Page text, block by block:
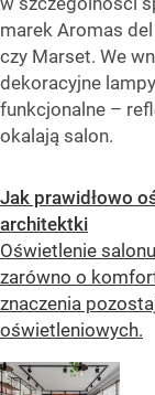
marek Aromas
czy Marset. We
dekoracyjne
funkcjonalne –
okalają salon.
Jak prawidłowo
architektki
Oświetlenie
zarówno o
znaczenia
oświetleniowych.